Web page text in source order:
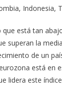
Indonesia,
está tan
superan la
de un
está en
lidera este